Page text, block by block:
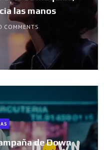
las manos
COMMENTS
de Down